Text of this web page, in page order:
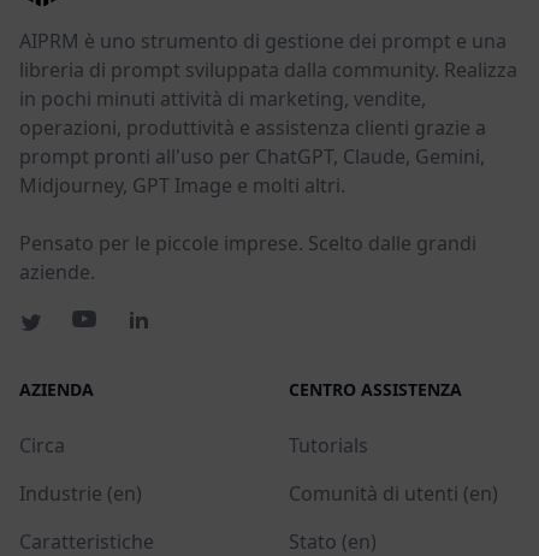
AIPRM è uno strumento di gestione dei prompt e una
libreria di prompt sviluppata dalla community. Realizza
in pochi minuti attività di marketing, vendite,
operazioni, produttività e assistenza clienti grazie a
prompt pronti all'uso per ChatGPT, Claude, Gemini,
Midjourney, GPT Image e molti altri.
Pensato per le piccole imprese. Scelto dalle grandi
aziende.
AZIENDA
Circa
Industrie (en)
Caratteristiche
CENTRO ASSISTENZA
Tutorials
Comunità di utenti (en)
Stato (en)